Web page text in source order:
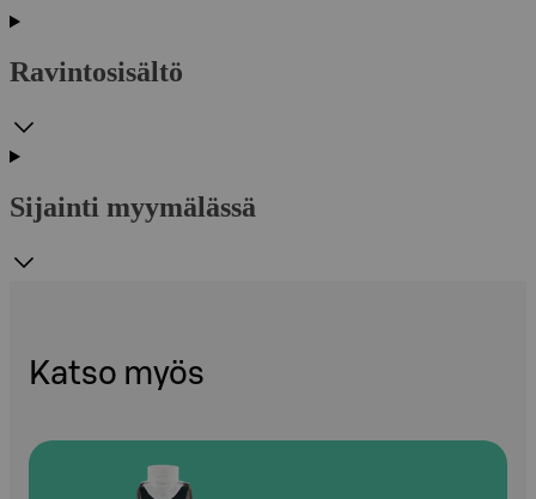
Ravintosisältö
Sijainti myymälässä
Katso myös